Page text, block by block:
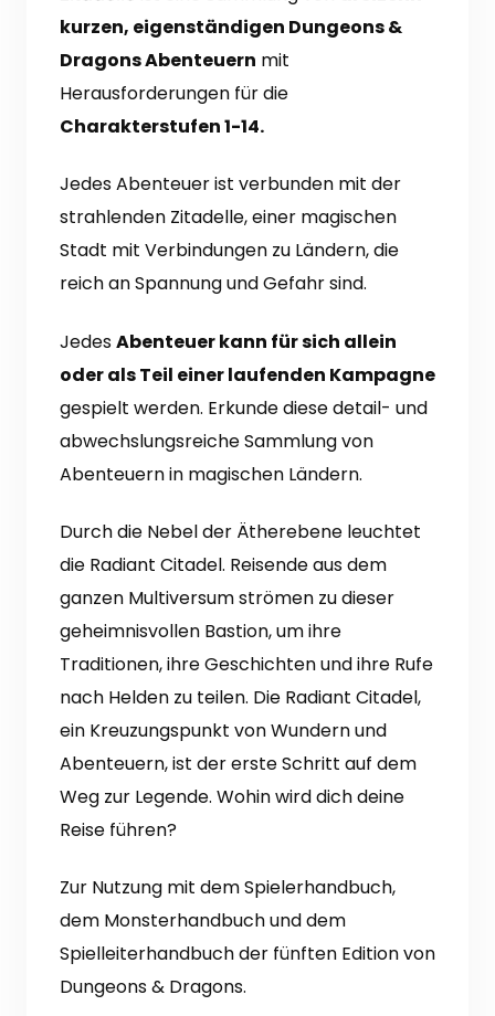
kurzen, eigenständigen Dungeons &
Dragons Abenteuern mit
Herausforderungen für die
Charakterstufen 1-14.
Jedes Abenteuer ist verbunden mit der
strahlenden Zitadelle, einer magischen
Stadt mit Verbindungen zu Ländern, die
reich an Spannung und Gefahr sind.
JedesAbenteuer kann für sich allein
oder als Teil einer laufenden Kampagne
gespielt werden. Erkunde diese detail- und
abwechslungsreiche Sammlung von
Abenteuern in magischen Ländern.
Durch die Nebel der Ätherebene leuchtet
die Radiant Citadel. Reisende aus dem
ganzen Multiversum strömen zu dieser
geheimnisvollen Bastion, um ihre
Traditionen, ihre Geschichten und ihre Rufe
nach Helden zu teilen. Die Radiant Citadel,
ein Kreuzungspunkt von Wundern und
Abenteuern, ist der erste Schritt auf dem
Weg zur Legende. Wohin wird dich deine
Reise führen?
Zur Nutzung mit dem Spielerhandbuch,
dem Monsterhandbuch und dem
Spielleiterhandbuch der fünften Edition von
Dungeons & Dragons.